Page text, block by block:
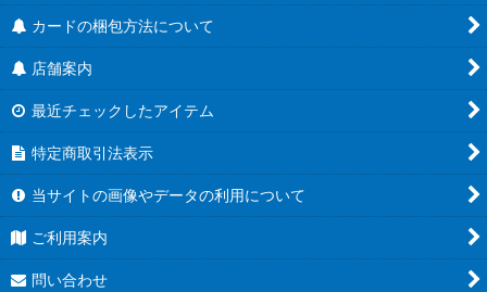
プレミアムカードセット「プリンセスコネクト！Re:Dive」
ブースターパック第18弾「新約都市・透京」
EXビギナーデッキ
ブースターパック第17弾「ConvergentDestinies/コンヴァージ
EXコラボパック「アイドルマスター シンデレラガールズ」
ブースターパック第16弾「新たなる創世」
カードの梱包方法について
店舗案内
最近チェックしたアイテム
特定商取引法表示
当サイトの画像やデータの利用について
ご利用案内
問い合わせ